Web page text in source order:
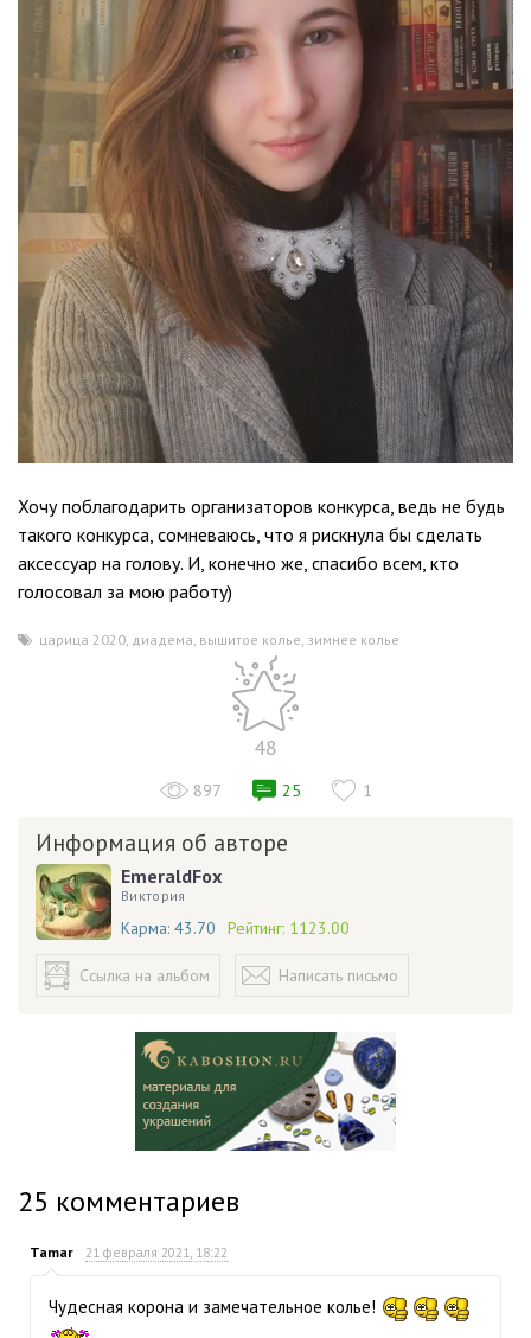
Хочу поблагодарить организаторов конкурса, ведь не будь
такого конкурса, сомневаюсь, что я рискнула бы сделать
аксессуар на голову. И, конечно же, спасибо всем, кто
голосовал за мою работу)
царица 2020, диадема, вышитое колье, зимнее колье
48
897 25 1
Информация об авторе
EmeraldFox
Виктория
Карма: 43.70 Рейтинг: 1123.00
Ссылка на альбом Написать письмо
25 комментариев
Tamar 21 февраля 2021, 18:22
Чудесная корона и замечательное колье!